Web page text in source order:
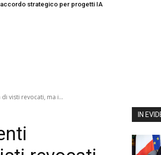
accordo strategico per progetti IA